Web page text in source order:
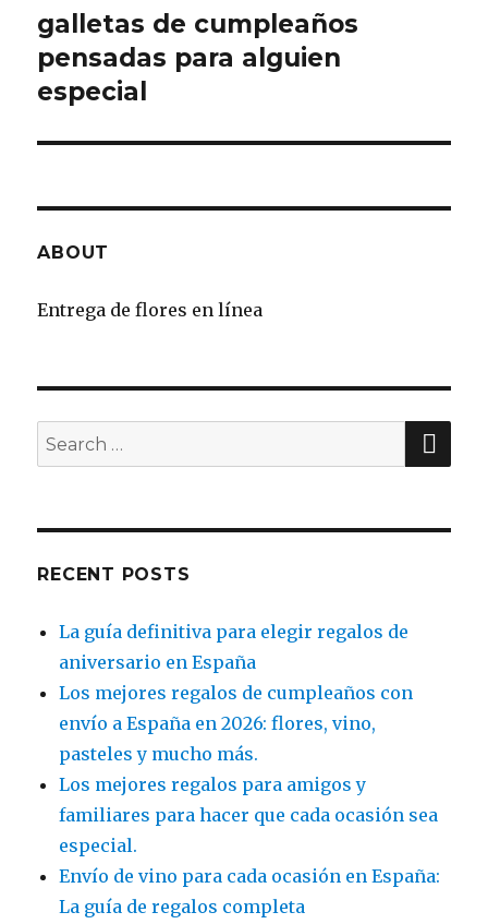
post:
galletas de cumpleaños
pensadas para alguien
especial
ABOUT
Entrega de flores en línea
Search
for:
RECENT POSTS
La guía definitiva para elegir regalos de
aniversario en España
Los mejores regalos de cumpleaños con
envío a España en 2026: flores, vino,
pasteles y mucho más.
Los mejores regalos para amigos y
familiares para hacer que cada ocasión sea
especial.
Envío de vino para cada ocasión en España:
La guía de regalos completa